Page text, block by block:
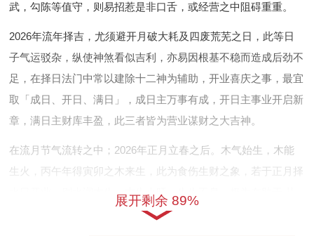
武，勾陈等值守，则易招惹是非口舌，或经营之中阻碍重重。
2026年流年择吉，尤须避开月破大耗及四废荒芜之日，此等日
子气运驳杂，纵使神煞看似吉利，亦易因根基不稳而造成后劲不
足，在择日法门中常以建除十二神为辅助，开业喜庆之事，最宜
取「成日、开日、满日」，成日主万事有成，开日主事业开启新
章，满日主财库丰盈，此三者皆为营业谋财之大吉神。
在流月节气流转之中；2026年正月立春之后。木气始生，木能
生火，丙午年得寅卯之木来生，此为食伤生财之象，若于正月择
水日开业，则水润木生，木生火旺，生生不息，极为有助于 从
事创意、教育、文化传播等行业者开张。
展开剩余 89%